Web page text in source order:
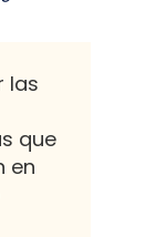
las
que
en